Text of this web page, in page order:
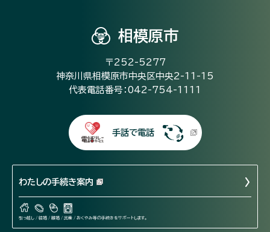
相模原市
〒252-5277
神奈川県相模原市中央区中央2-11-15
代表電話番号：042-754-1111
手話で電話
わたしの手続き案内
引っ越し / 結婚 / 離婚 / 出産 / おくやみ等の手続きをサポートします。